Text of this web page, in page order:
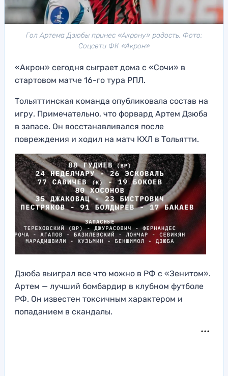
Гол Артема Дзюбы принес «Акрону» радость. Фото:
Соцсети ФК «Акрон»
«Акрон» сегодня сыграет дома с «Сочи» в
стартовом матче 16-го тура РПЛ.
Тольяттинская команда опубликовала состав на
игру. Примечательно, что форвард Артем Дзюба
в запасе. Он восстанавливался после
повреждения и ходил на матч КХЛ в Тольятти.
Дзюба выиграл все что можно в РФ с «Зенитом».
Артем — лучший бомбардир в клубном футболе
РФ. Он известен токсичным характером и
попаданием в скандалы.